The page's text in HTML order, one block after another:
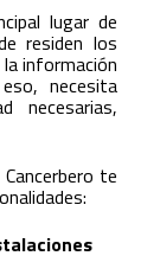
lugar de
residen los
información
necesita
necesarias,
te